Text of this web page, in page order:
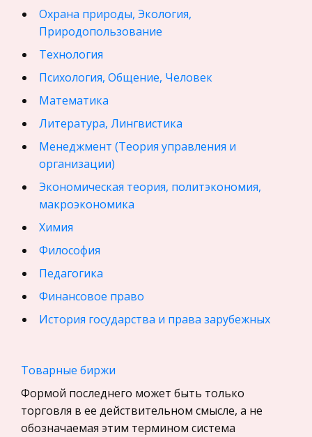
Охрана природы, Экология,
Природопользование
Технология
Психология, Общение, Человек
Математика
Литература, Лингвистика
Менеджмент (Теория управления и
организации)
Экономическая теория, политэкономия,
макроэкономика
Химия
Философия
Педагогика
Финансовое право
История государства и права зарубежных
Искусство, Культура, Литература
Компьютерные сети
Товарные биржи
Формой последнего может быть только
торговля в ее действительном смысле, а не
обозначаемая этим термином система